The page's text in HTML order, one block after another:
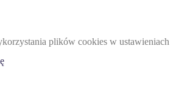
plików cookies w ustawieniach